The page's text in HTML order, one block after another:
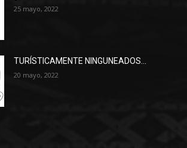
25 mayo, 2022
TURÍSTICAMENTE NINGUNEADOS…
20 mayo, 2022